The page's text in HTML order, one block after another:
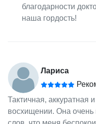
благодарности
наша гордость!
Лариса
Тактичная, аккуратная
восхищении. Она очень